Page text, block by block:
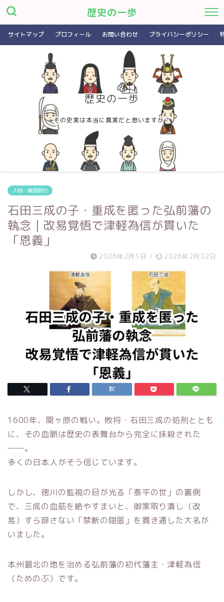
歴史の一歩
サイトマップ プロフィール お問い合わせ プライバシーポリシー
歴史の一歩
その史実は本当に真実だと思いますか？
人物・戦国時代
石田三成の子・重成を匿った弘前藩の
執念｜改易覚悟で津軽為信が貫いた
「恩義」
2026年2月5日 / 2026年2月22日
1600年、関ヶ原の戦い。敗将・石田三成の処刑ととも
に、その血脈は歴史の表舞台から完全に抹殺された
――。
多くの日本人がそう信じています。
しかし、徳川の監視の目が光る「泰平の世」の裏側
で、三成の血筋を絶やすまいと、御家取り潰し（改
易）すら辞さない「禁断の隠匿」を貫き通した大名が
いました。
本州最北の地を治める弘前藩の初代藩主・津軽為信
（ためのぶ）です。